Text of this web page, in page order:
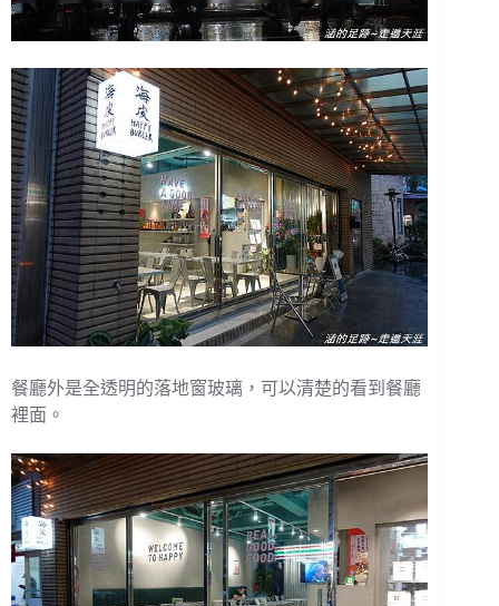
餐廳外是全透明的落地窗玻璃，可以清楚的看到餐廳
裡面。